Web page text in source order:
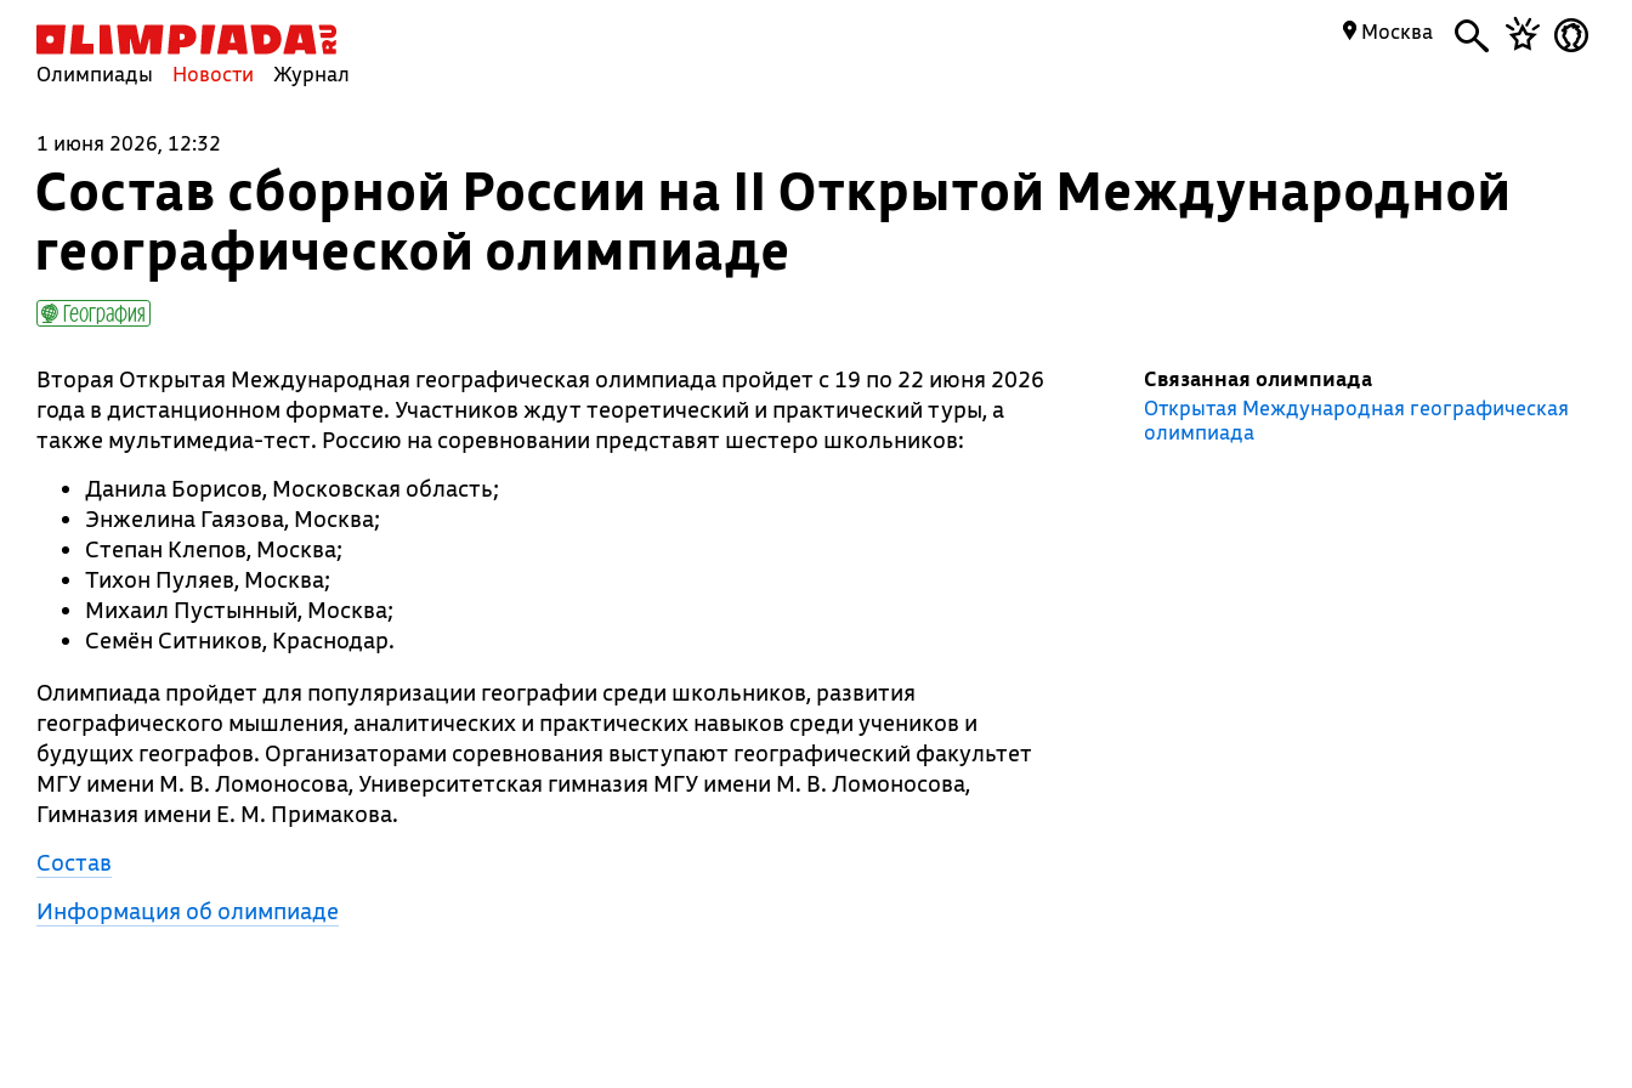
Олимпиады Новости Журнал
Москва
1 июня 2026, 12:32
Состав сборной России на II Открытой Международной
географической олимпиаде
География
Вторая Открытая Международная географическая олимпиада пройдет с 19 по 22 июня 2026
года в дистанционном формате. Участников ждут теоретический и практический туры, а
также мультимедиа-тест. Россию на соревновании представят шестеро школьников:
Данила Борисов, Московская область;
Энжелина Гаязова, Москва;
Степан Клепов, Москва;
Тихон Пуляев, Москва;
Михаил Пустынный, Москва;
Семён Ситников, Краснодар.
Олимпиада пройдет для популяризации географии среди школьников, развития
географического мышления, аналитических и практических навыков среди учеников и
будущих географов. Организаторами соревнования выступают географический факультет
МГУ имени М. В. Ломоносова, Университетская гимназия МГУ имени М. В. Ломоносова,
Гимназия имени Е. М. Примакова.
Состав
Информация об олимпиаде
Связанная олимпиада
Открытая Международная географическая
олимпиада